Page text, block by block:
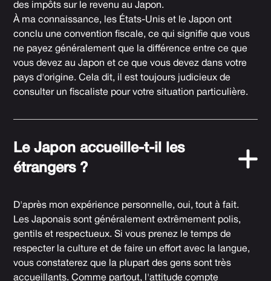
des impôts sur le revenu au Japon.
À ma connaissance, les États-Unis et le Japon ont
conclu une convention fiscale, ce qui signifie que vous
ne payez généralement que la différence entre ce que
vous devez au Japon et ce que vous devez dans votre
pays d'origine. Cela dit, il est toujours judicieux de
consulter un fiscaliste pour votre situation particulière.
Le Japon accueille-t-il les
étrangers ?
D'après mon expérience personnelle, oui, tout à fait.
Les Japonais sont généralement extrêmement polis,
gentils et respectueux. Si vous prenez le temps de
respecter la culture et de faire un effort avec la langue,
vous constaterez que la plupart des gens sont très
accueillants. Comme partout, l'attitude compte